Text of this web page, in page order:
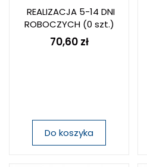
REALIZACJA 5-14 DNI
ROBOCZYCH(0 szt.)
70,60 zł
Do koszyka